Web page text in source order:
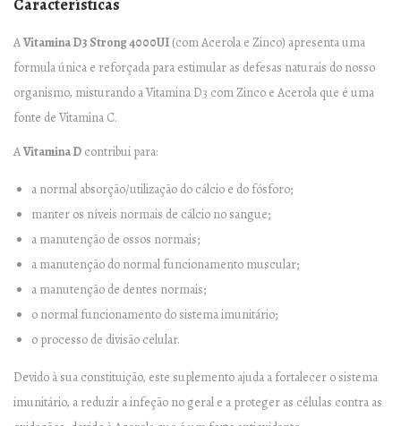
Características
AVitamina D3 Strong 4000UI (com Acerola e Zinco) apresenta uma
formula única e reforçada para estimular as defesas naturais do nosso
organismo, misturando a Vitamina D3 com Zinco e Acerola que é uma
fonte de Vitamina C.
AVitamina D contribui para:
a normal absorção/utilização do cálcio e do fósforo;
manter os níveis normais de cálcio no sangue;
a manutenção de ossos normais;
a manutenção do normal funcionamento muscular;
a manutenção de dentes normais;
o normal funcionamento do sistema imunitário;
o processo de divisão celular.
Devido à sua constituição, este suplemento ajuda a fortalecer o sistema
imunitário, a reduzir a infeção no geral e a proteger as células contra as